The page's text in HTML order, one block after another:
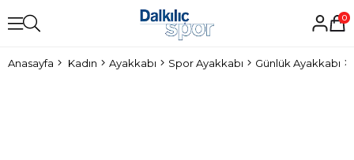
0
Anasayfa Kadın Ayakkabı Spor Ayakkabı Günlük Ayakkabı